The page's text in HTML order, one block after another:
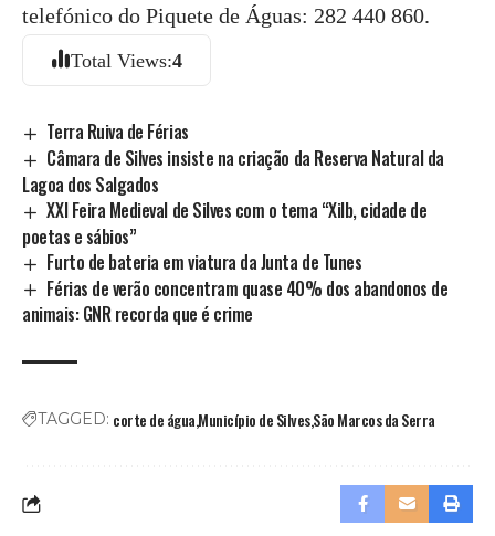
telefónico do Piquete de Águas: 282 440 860.
Total Views:4
Terra Ruiva de Férias
Câmara de Silves insiste na criação da Reserva Natural da
Lagoa dos Salgados
XXI Feira Medieval de Silves com o tema “Xilb, cidade de
poetas e sábios”
Furto de bateria em viatura da Junta de Tunes
Férias de verão concentram quase 40% dos abandonos de
animais: GNR recorda que é crime
TAGGED: corte de águaMunicípio de SilvesSão Marcos da Serra